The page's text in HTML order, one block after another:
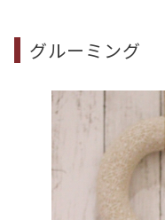
グルーミング